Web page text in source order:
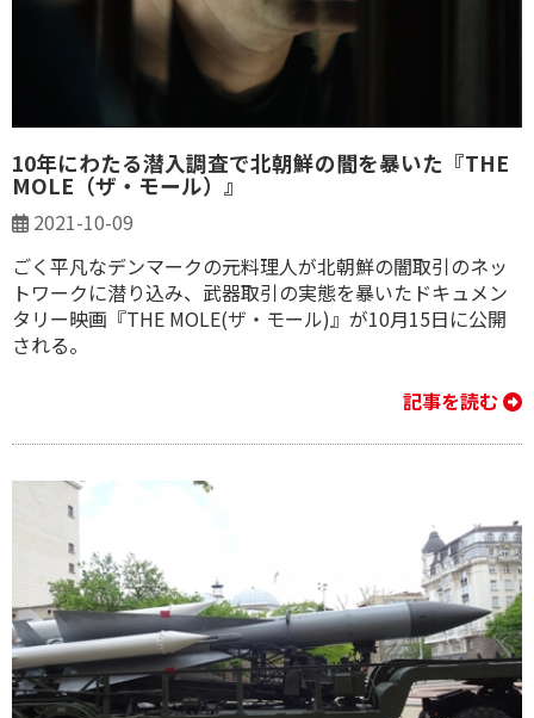
10年にわたる潜入調査で北朝鮮の闇を暴いた『THE
MOLE（ザ・モール）』
2021-10-09
ごく平凡なデンマークの元料理人が北朝鮮の闇取引のネッ
トワークに潜り込み、武器取引の実態を暴いたドキュメン
タリー映画『THE MOLE(ザ・モール)』が10月15日に公開
される。
記事を読む